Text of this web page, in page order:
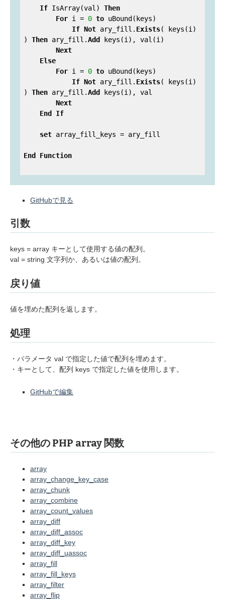
If IsArray(val) Then
For i = 0 to uBound(keys)
If Not ary_fill. Exists( keys(i)
) Then ary_fill.Add
keys(i), val(i)
Next
Else
For i = 0 to uBound(keys)
If Not ary_fill. Exists( keys(i)
) Then ary_fill.Add
keys(i), val
Next
End
If
set array_fill_keys = ary_fill
End Function
GitHubで見る
引数
keys = array キーとして使用する値の配列。
val = string 文字列か、あるいは値の配列。
戻り値
値を埋めた配列を返します。
処理
・パラメータ val で指定した値で配列を埋めます。
・キーとして、配列 keys で指定した値を使用します。
GitHubで編集
その他の PHP array 関数
array
array_change_key_case
array_chunk
array_combine
array_count_values
array_diff
array_diff_assoc
array_diff_key
array_diff_uassoc
array_fill
array_fill_keys
array_filter
array_flip